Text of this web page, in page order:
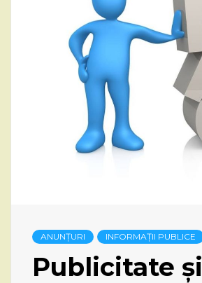
ANUNȚURI INFORMAȚII PUBLICE
Publicitate și